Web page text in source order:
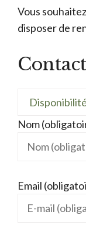
Vous souhaitez
disposer de
Nom
Email